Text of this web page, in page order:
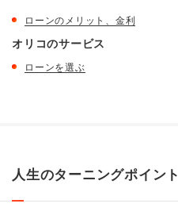
ローンのメリット、金利
オリコのサービス
ローンを選ぶ
人生のターニングポイント